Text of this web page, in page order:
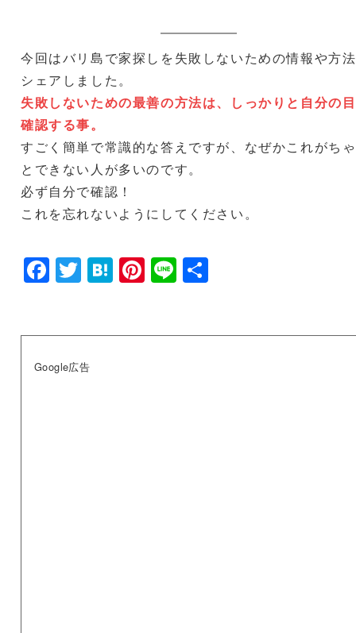
今回はバリ島で家探しを失敗しないための情報や方
シェアしました。
失敗しないための最善の方法は、しっかりと自分の
確認する事。
すごく簡単で常識的な答えですが、なぜかこれがち
とできない人が多いのです。
必ず自分で確認！
これを忘れないようにしてください。
F
a
e
b
T
wi
er
H
at
n
Pi
nt
e
Li
n
共
Google広告